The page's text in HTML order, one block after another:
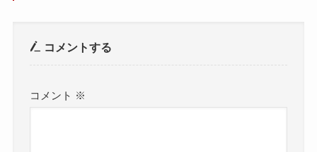
コメントする
コメント ※